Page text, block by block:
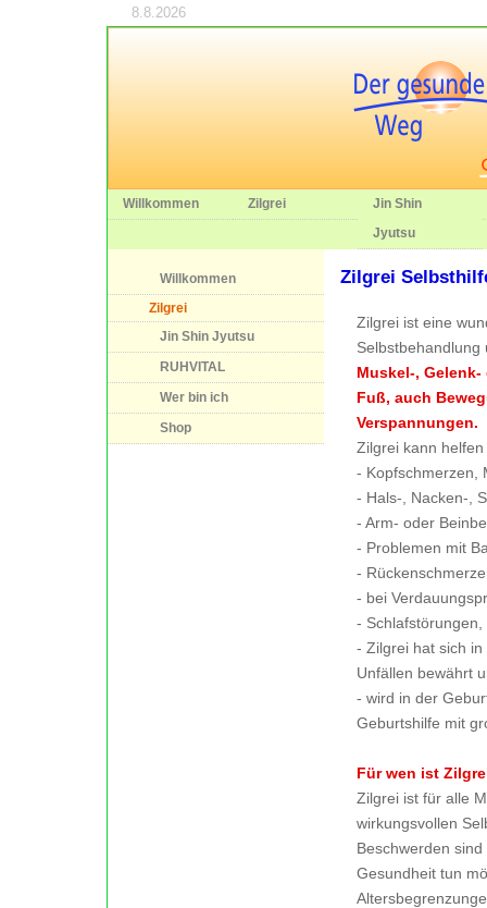
8.8.2026
Willkommen Zilgrei
Jin Shin
Jyutsu
Willkommen
Zilgrei
Jin Shin Jyutsu
RUHVITAL
Wer bin ich
Shop
Zilgrei
Zilgrei ist eine
Selbstbehandlung
Muskel-,
Fuß, auch
Verspannungen.
Zilgrei kann helfen
- Kopfschmerzen,
- Hals-, Nacken-,
- Arm- oder
- Problemen mit
-
- bei
- Schlafstörungen,
- Zilgrei hat sich
Unfällen bewährt
- wird in der
Geburtshilfe mit
Für wen ist
Zilgrei ist für alle
wirkungsvollen
Beschwerden
Gesundheit tun